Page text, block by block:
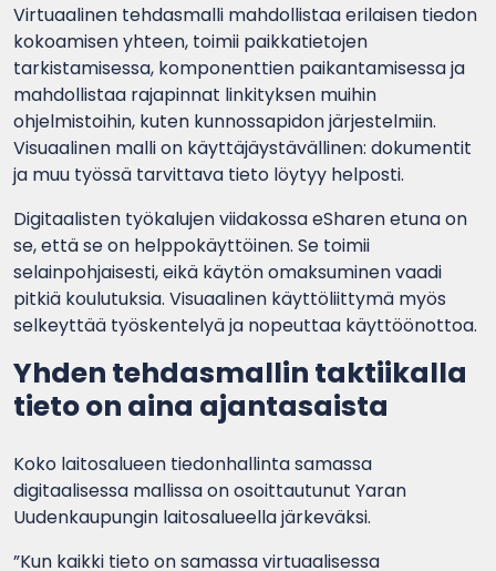
Virtuaalinen tehdasmalli mahdollistaa erilaisen tiedon
kokoamisen yhteen, toimii paikkatietojen
tarkistamisessa, komponenttien paikantamisessa ja
mahdollistaa rajapinnat linkityksen muihin
ohjelmistoihin, kuten kunnossapidon järjestelmiin.
Visuaalinen malli on käyttäjäystävällinen: dokumentit
ja muu työssä tarvittava tieto löytyy helposti.
Digitaalisten työkalujen viidakossa eSharen etuna on
se, että se on helppokäyttöinen. Se toimii
selainpohjaisesti, eikä käytön omaksuminen vaadi
pitkiä koulutuksia. Visuaalinen käyttöliittymä myös
selkeyttää työskentelyä ja nopeuttaa käyttöönottoa.
Yhden tehdasmallin taktiikalla
tieto on aina ajantasaista
Koko laitosalueen tiedonhallinta samassa
digitaalisessa mallissa on osoittautunut Yaran
Uudenkaupungin laitosalueella järkeväksi.
”Kun kaikki tieto on samassa virtuaalisessa